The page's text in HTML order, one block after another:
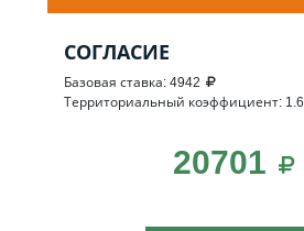
СОГЛАСИЕ
Базовая ставка: 4942
Территориальный коэффициент: 1.6
20701